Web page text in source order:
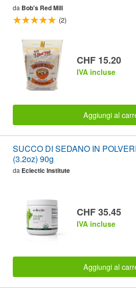
da Bob's Red Mill
(2)
CHF 15.20
IVA incluse
Aggiungi al
SUCCO DI SEDANO IN
(3.2oz) 90g
da Eclectic Institute
CHF 35.45
IVA incluse
Aggiungi al